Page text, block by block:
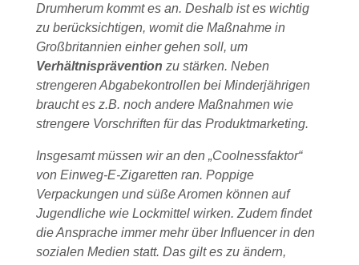
Drumherum kommt es an. Deshalb ist es wichtig
zu berücksichtigen, womit die Maßnahme in
Großbritannien einher gehen soll, um
Verhältnisprävention zu stärken. Neben
strengeren Abgabekontrollen bei Minderjährigen
braucht es z.B. noch andere Maßnahmen wie
strengere Vorschriften für das Produktmarketing.
Insgesamt müssen wir an den „Coolnessfaktor“
von Einweg-E-Zigaretten ran. Poppige
Verpackungen und süße Aromen können auf
Jugendliche wie Lockmittel wirken. Zudem findet
die Ansprache immer mehr über Influencer in den
sozialen Medien statt. Das gilt es zu ändern,